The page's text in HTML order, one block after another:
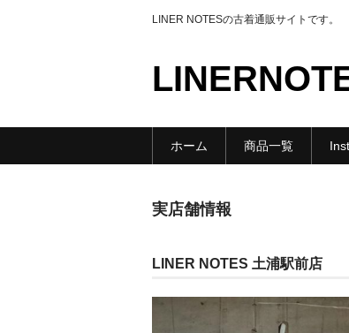
LINER NOTESの古着通販サイトです。
ホーム 商品一覧
実店舗情報
LINER NOTES 土浦駅前店